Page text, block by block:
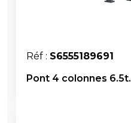
Réf : S6555189691
Pont 4 colonnes 6.5t.